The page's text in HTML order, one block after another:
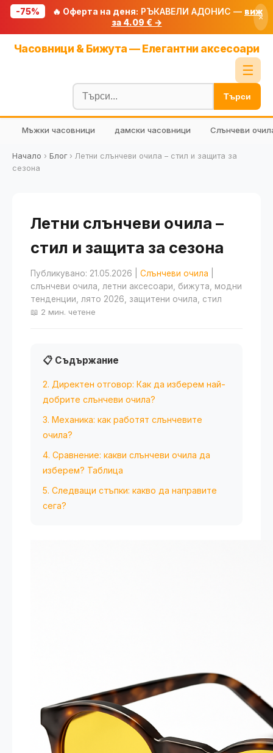
-75% 🔥 Оферта на деня: РЪКАВЕЛИ АДОНИС — виж
за 4.09 € →
×
Часовници & Бижута — Елегантни аксесоари
☰
Блог
🧮 Калкулатори
🔍 Намери продукт
🎁 Подарък
Търси
Мъжки часовници дамски часовници Слънчеви
Начало › Блог› Летни слънчеви очила – стил и защита за
сезона
Летни слънчеви очила –
стил и защита за сезона
Публикувано: 21.05.2026 Слънчеви очила
слънчеви очила, летни аксесоари, бижута, модни
тенденции, лято 2026, защитени очила, стил
📖 2 мин. четене
📋 Съдържание
2. Директен отговор: Как да изберем най-
добрите слънчеви очила?
3. Механика: как работят слънчевите
очила?
4. Сравнение: какви слънчеви очила да
изберем? Таблица
5. Следващи стъпки: какво да направите
сега?